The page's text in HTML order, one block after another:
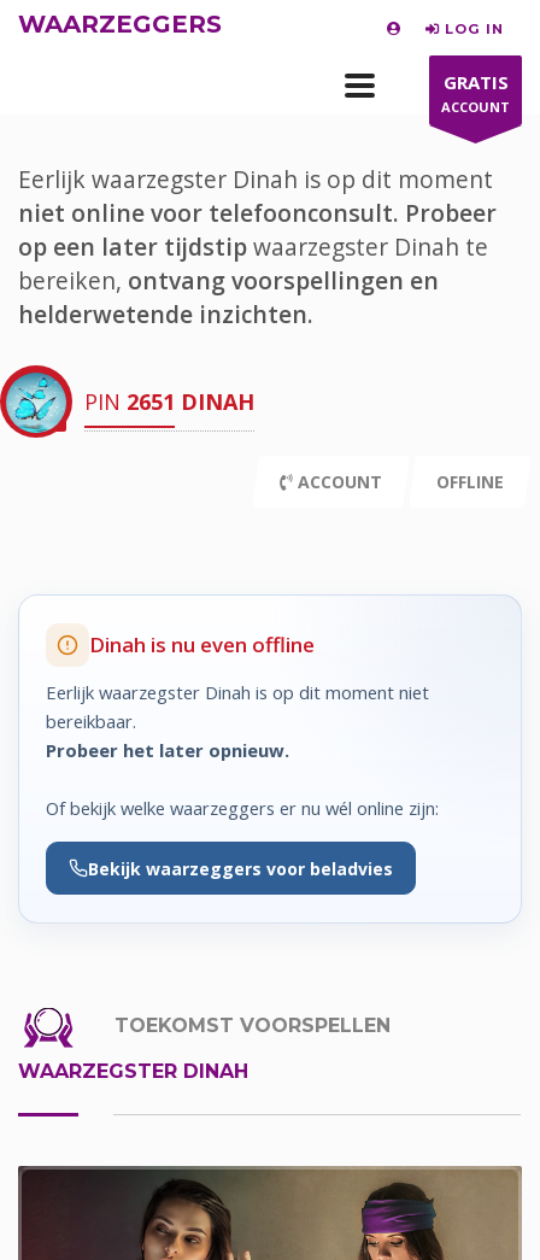
WAARZEGGERS LOG IN
GRATIS
ACCOUNT
Eerlijk waarzegster Dinah is op dit moment
niet online voor telefoonconsult. Probeer
op een later tijdstipwaarzegster Dinah te
bereiken, ontvang voorspellingen en
helderwetende inzichten.
PIN 2651 DINAH
ACCOUNT OFFLINE
Dinah is nu even offline
Eerlijk waarzegster Dinah is op dit moment niet
bereikbaar.
Probeer het later opnieuw.
Of bekijk welke waarzeggers er nu wél online zijn:
Bekijk waarzeggers voor beladvies
TOEKOMST VOORSPELLEN
WAARZEGSTER DINAH